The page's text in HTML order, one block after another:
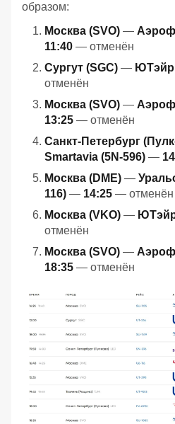
образом:
Москва (SVO) —
11:40 — отменён
Сургут (SGC) — ЮТэйр
отменён
Москва (SVO) —
13:25 — отменён
Санкт-Петербург
Smartavia (5N-596) —
Москва (DME) —
116) — 14:25 — отменён
Москва (VKO) —
отменён
Москва (SVO) —
18:35 — отменён